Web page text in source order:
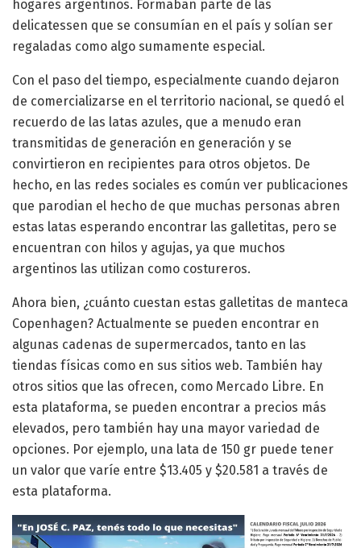
hogares argentinos. Formaban parte de las
delicatessen que se consumían en el país y solían ser
regaladas como algo sumamente especial.
Con el paso del tiempo, especialmente cuando dejaron
de comercializarse en el territorio nacional, se quedó el
recuerdo de las latas azules, que a menudo eran
transmitidas de generación en generación y se
convirtieron en recipientes para otros objetos. De
hecho, en las redes sociales es común ver publicaciones
que parodian el hecho de que muchas personas abren
estas latas esperando encontrar las galletitas, pero se
encuentran con hilos y agujas, ya que muchos
argentinos las utilizan como costureros.
Ahora bien, ¿cuánto cuestan estas galletitas de manteca
Copenhagen? Actualmente se pueden encontrar en
algunas cadenas de supermercados, tanto en las
tiendas físicas como en sus sitios web. También hay
otros sitios que las ofrecen, como Mercado Libre. En
esta plataforma, se pueden encontrar a precios más
elevados, pero también hay una mayor variedad de
opciones. Por ejemplo, una lata de 150 gr puede tener
un valor que varíe entre $13.405 y $20.581 a través de
esta plataforma.